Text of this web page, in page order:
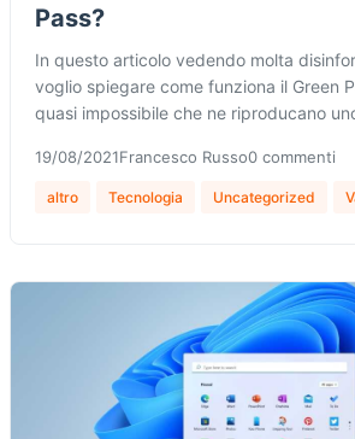
Pass?
In questo articolo vedendo molta
voglio spiegare come funziona il Green
quasi impossibile che ne riproducano
19/08/2021Francesco Russo0 commenti
altro Tecnologia Uncategorized